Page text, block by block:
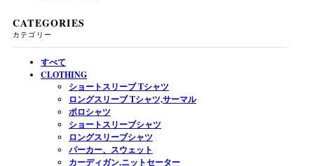
CATEGORIES
カテゴリー
すべて
CLOTHING
ショートスリーブ Tシャツ
ロングスリーブ Tシャツ,サーマル
ポロシャツ
ショートスリーブシャツ
ロングスリーブシャツ
パーカー、スウェット
カーディガン,ニットセーター